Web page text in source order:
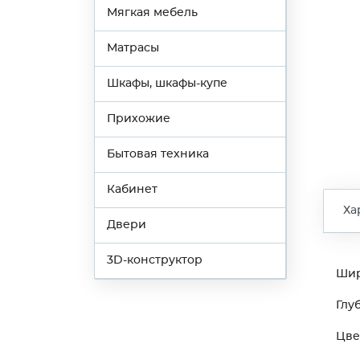
Мягкая мебель
Матрасы
Шкафы, шкафы-купе
Прихожие
Бытовая техника
Кабинет
Двери
3D-конструктор